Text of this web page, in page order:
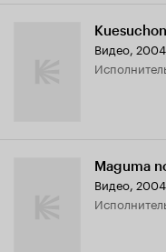
Kuesuchon
Видео, 2004
Maguma
Видео, 2004